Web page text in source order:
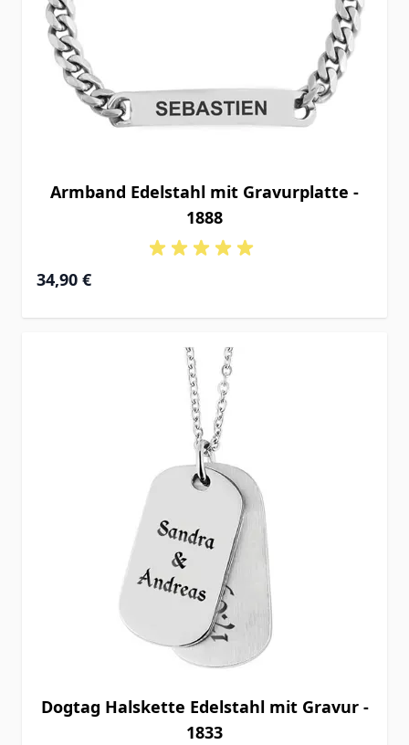
Armband Edelstahl mit Gravurplatte -
1888
34,90 €
Dogtag Halskette Edelstahl mit Gravur -
1833